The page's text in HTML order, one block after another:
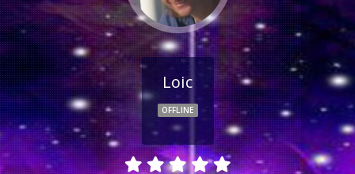
Loic
OFFLINE